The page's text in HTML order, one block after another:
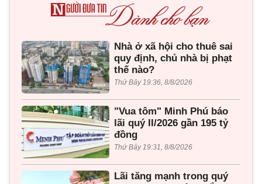
Nhà ở xã hội cho thuê sai
quy định, chủ nhà bị phạt
thế nào?
Thứ Bảy 19:36, 8/8/2026
"Vua tôm" Minh Phú báo
lãi quý II/2026 gần 195 tỷ
đồng
Thứ Bảy 19:31, 8/8/2026
Lãi tăng mạnh trong quý